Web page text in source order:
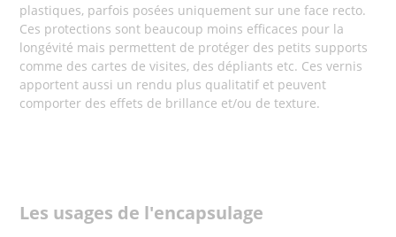
plastiques, parfois posées uniquement sur une face recto.
Ces protections sont beaucoup moins efficaces pour la
longévité mais permettent de protéger des petits supports
comme des cartes de visites, des dépliants etc. Ces vernis
apportent aussi un rendu plus qualitatif et peuvent
comporter des effets de brillance et/ou de texture.
Les usages de l'encapsulage